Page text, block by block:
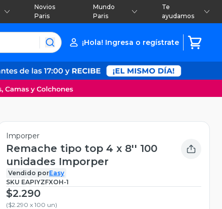
Novios
Paris
Mundo
Paris
Te
ayudamos
¡Hola! Ingresa o regístrate
Imporper
Remache tipo top 4 x 8'' 100
unidades Imporper
Vendido porEasy
SKU EAPIYZFXOH-1
$2.290
($2.290 x 100 un)